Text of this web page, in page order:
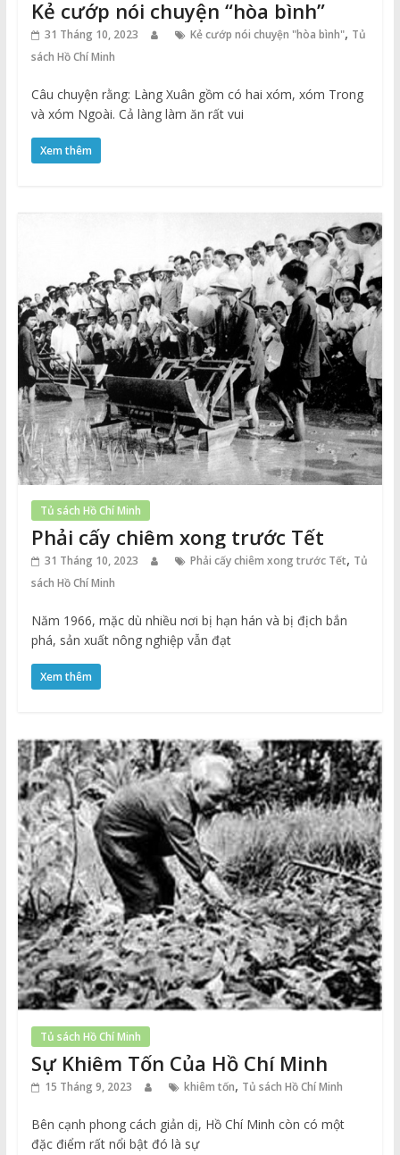
Kẻ cướp nói chuyện “hòa bình”
31 Tháng 10, 2023 Kẻ cướp nói chuyện "hòa bình", Tủ
sách Hồ Chí Minh
Câu chuyện rằng: Làng Xuân gồm có hai xóm, xóm Trong
và xóm Ngoài. Cả làng làm ăn rất vui
Xem thêm
Tủ sách Hồ Chí Minh
Phải cấy chiêm xong trước Tết
31 Tháng 10, 2023 Phải cấy chiêm xong trước Tết, Tủ
sách Hồ Chí Minh
Năm 1966, mặc dù nhiều nơi bị hạn hán và bị địch bắn
phá, sản xuất nông nghiệp vẫn đạt
Xem thêm
Tủ sách Hồ Chí Minh
Sự Khiêm Tốn Của Hồ Chí Minh
15 Tháng 9, 2023 khiêm tốn, Tủ sách Hồ Chí Minh
Bên cạnh phong cách giản dị, Hồ Chí Minh còn có một
đặc điểm rất nổi bật đó là sự